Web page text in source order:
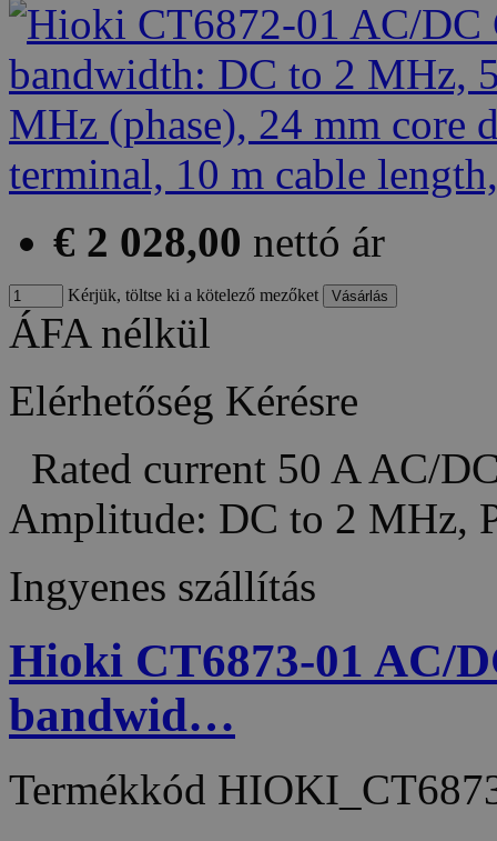
€ 2 028,00 nettó ár
Kérjük, töltse ki a kötelező mezőket
ÁFA nélkül
Elérhetőség Kérésre
Rated current 50 A AC/
Amplitude: DC to 2 MHz,
Ingyenes szállítás
Hioki CT6873-01 AC/
bandwid…
Termékkód